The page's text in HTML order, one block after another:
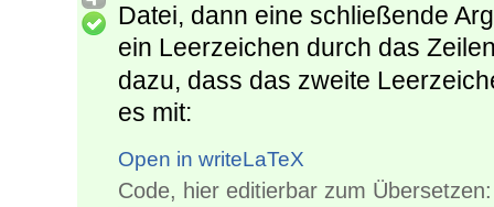
Datei, dann eine schließende
ein Leerzeichen durch das
dazu, dass das zweite
es mit:
Open in writeLaTeX
Code, hier editierbar zum Übersetzen: